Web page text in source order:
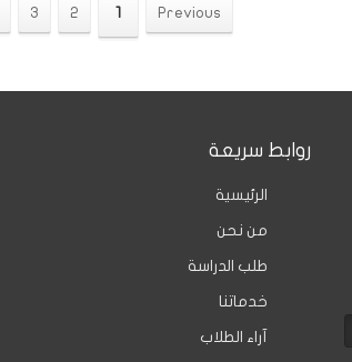
Previous
1
2
3
روابط سريعة
الرئيسية
من نحن
طلب الدراسة
خدماتنا
آراء الطلاب